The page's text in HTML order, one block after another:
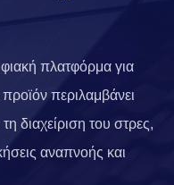
πλατφόρμα για
περιλαμβάνει
διαχείριση του στρες,
αναπνοής και